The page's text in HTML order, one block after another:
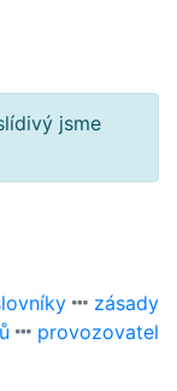
jsme
zásady
provozovatel